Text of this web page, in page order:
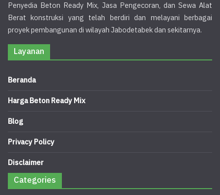
Penyedia Beton Ready Mix, Jasa Pengecoran, dan Sewa Alat
Berat konstruksi yang telah berdiri dan melayani berbagai
proyek pembangunan di wilayah Jabodetabek dan sekitarnya.
Layanan
Beranda
Harga Beton Ready Mix
Blog
Privacy Policy
Disclaimer
Categories